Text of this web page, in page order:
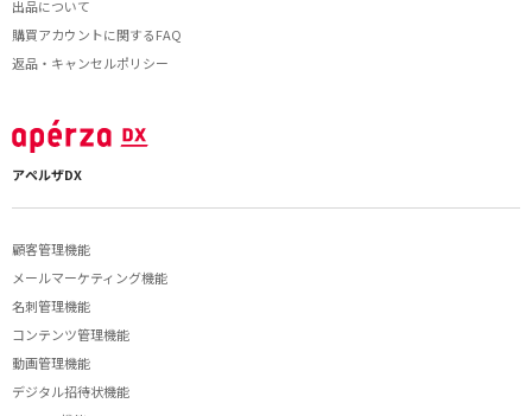
出品について
購買アカウントに関するFAQ
返品・キャンセルポリシー
アペルザDX
顧客管理機能
メールマーケティング機能
名刺管理機能
コンテンツ管理機能
動画管理機能
デジタル招待状機能